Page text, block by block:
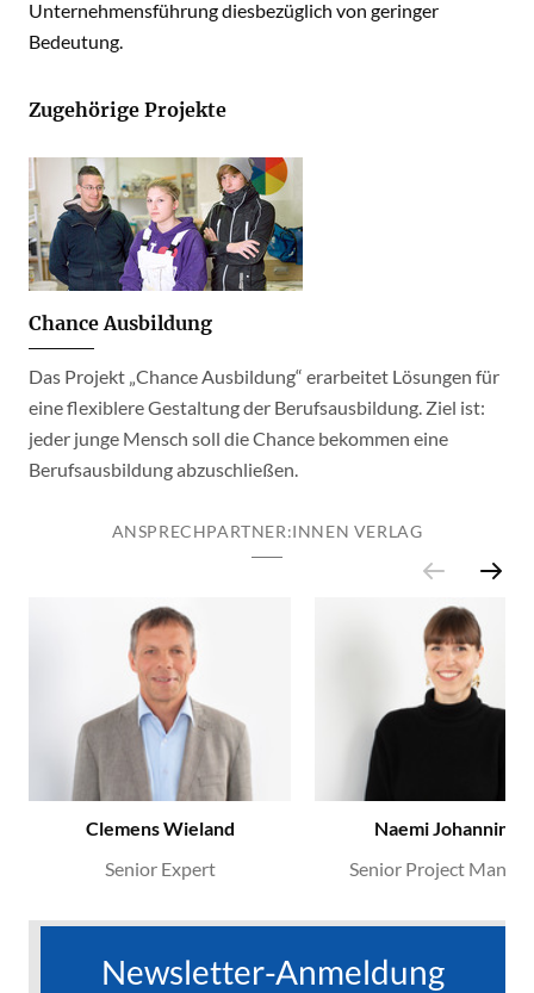
Unternehmensführung diesbezüglich von geringer
Bedeutung.
Zugehörige Projekte
Chance Ausbildung
Das Projekt „Chance Ausbildung“ erarbeitet Lösungen für
eine flexiblere Gestaltung der Berufsausbildung. Ziel ist:
jeder junge Mensch soll die Chance bekommen eine
Berufsausbildung abzuschließen.
ANSPRECHPARTNER:INNEN VERLAG
Clemens Wieland
Senior Expert
Naemi Johanning
Senior Project
Newsletter-Anmeldung